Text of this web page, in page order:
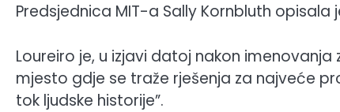
Predsjednica MIT-a Sally Kornbluth
Loureiro je, u izjavi datoj nakon
mjesto gdje se traže rješenja za najveće
tok ljudske historije”.